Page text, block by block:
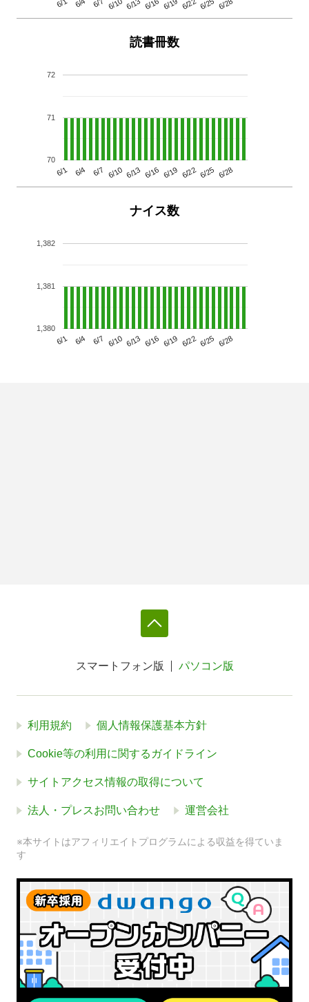
6/1 6/4 6/7 6/10 6/13 6/16 6/19 6/22 6/25 6/28
読書冊数
6/1 6/4 6/7 6/10 6/13 6/16 6/19 6/22 6/25 6/28
70
71
72
ナイス数
6/1 6/4 6/7 6/10 6/13 6/16 6/19 6/22 6/25 6/28
1,380
1,381
1,382
スマートフォン版 パソコン版
利用規約 個人情報保護基本方針
Cookie等の利用に関するガイドライン
サイトアクセス情報の取得について
法人・プレスお問い合わせ 運営会社
※本サイトはアフィリエイトプログラムによる収益を得ていま
す